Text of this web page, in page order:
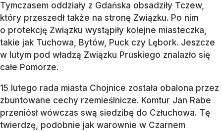
Tymczasem oddziały z Gdańska obsadziły Tczew,
który przeszedł także na stronę Związku. Po nim
o protekcję Związku wystąpiły kolejne miasteczka,
takie jak Tuchowa, Bytów, Puck czy Lębork. Jeszcze
w lutym pod władzą Związku Pruskiego znalazło się
całe Pomorze.
15 lutego rada miasta Chojnice została obalona przez
zbuntowane cechy rzemieślnicze. Komtur Jan Rabe
przeniósł wówczas swą siedzibę do Człuchowa. Tę
twierdzę, podobnie jak warownie w Czarnem